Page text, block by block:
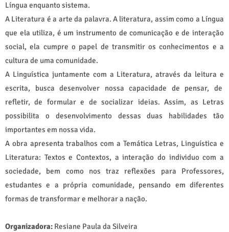
Língua enquanto sistema.
A Literatura é a arte da palavra. A literatura, assim como a Língua
que ela utiliza, é um instrumento de comunicação e de interação
social, ela cumpre o papel de transmitir os conhecimentos e a
cultura de uma comunidade.
A Linguística juntamente com a Literatura, através da leitura e
escrita, busca desenvolver nossa capacidade de pensar, de
refletir, de formular e de socializar ideias. Assim, as Letras
possibilita o desenvolvimento dessas duas habilidades tão
importantes em nossa vida.
A obra apresenta trabalhos com a Temática Letras, Linguística e
Literatura: Textos e Contextos, a interação do individuo com a
sociedade, bem como nos traz reflexões para Professores,
estudantes e a própria comunidade, pensando em diferentes
formas de transformar e melhorar a nação.
Organizadora: Resiane Paula da Silveira